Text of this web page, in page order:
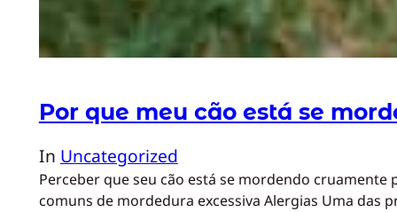
Por que meu cão está se
In Uncategorized
Perceber que seu cão está se mordendo
comuns de mordedura excessiva Alergias Uma das